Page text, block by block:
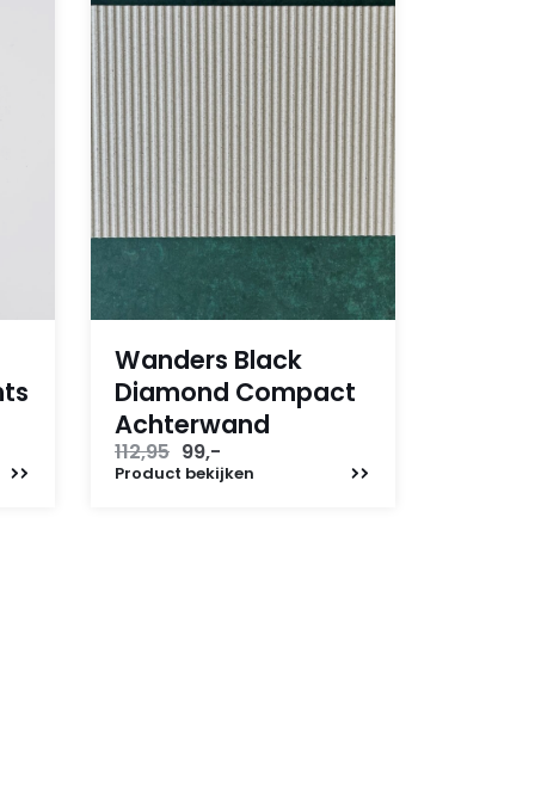
Wanders Black
Diamond Compact
Achterwand
112,95 Oorspronkelijke
prijs
99,-
prijs
Product bekijken